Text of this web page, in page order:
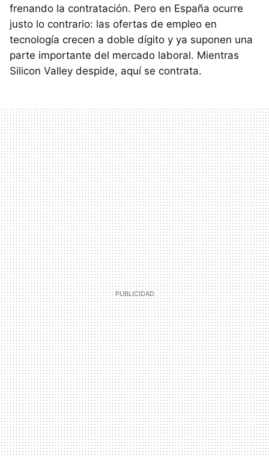
frenando la contratación. Pero en España ocurre
justo lo contrario: las ofertas de empleo en
tecnología crecen a doble dígito y ya suponen una
parte importante del mercado laboral. Mientras
Silicon Valley despide, aquí se contrata.